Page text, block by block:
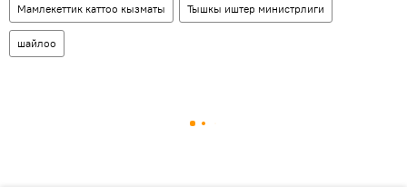
Мамлекеттик каттоо кызматы Тышкы иштер министрлиги
шайлоо